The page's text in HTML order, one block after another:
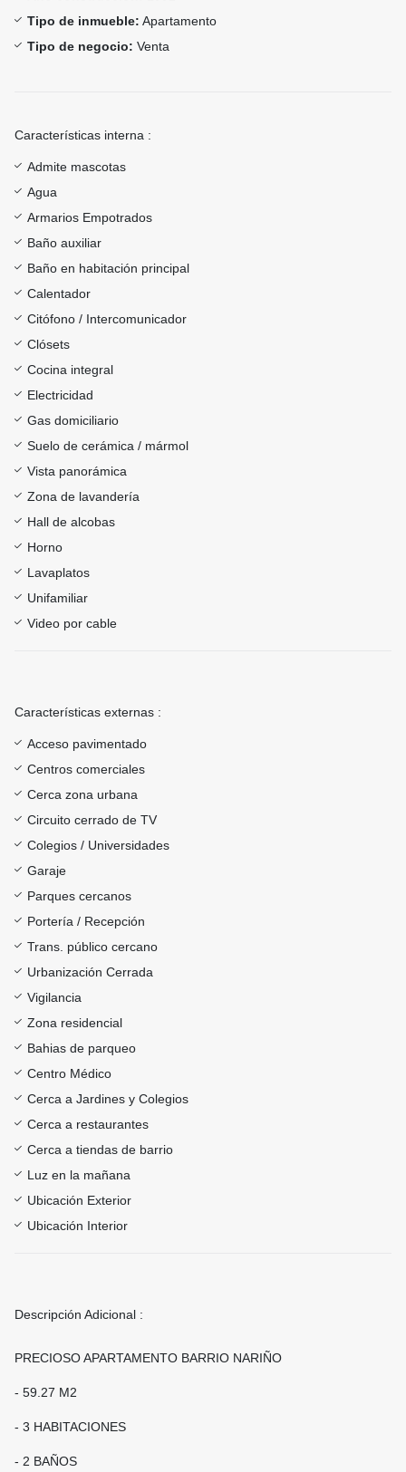
Tipo de inmueble: Apartamento
Tipo de negocio: Venta
Características interna :
Admite mascotas
Agua
Armarios Empotrados
Baño auxiliar
Baño en habitación principal
Calentador
Citófono / Intercomunicador
Clósets
Cocina integral
Electricidad
Gas domiciliario
Suelo de cerámica / mármol
Vista panorámica
Zona de lavandería
Hall de alcobas
Horno
Lavaplatos
Unifamiliar
Video por cable
Características externas :
Acceso pavimentado
Centros comerciales
Cerca zona urbana
Circuito cerrado de TV
Colegios / Universidades
Garaje
Parques cercanos
Portería / Recepción
Trans. público cercano
Urbanización Cerrada
Vigilancia
Zona residencial
Bahias de parqueo
Centro Médico
Cerca a Jardines y Colegios
Cerca a restaurantes
Cerca a tiendas de barrio
Luz en la mañana
Ubicación Exterior
Ubicación Interior
Descripción Adicional :
PRECIOSO APARTAMENTO BARRIO NARIÑO
- 59.27 M2
- 3 HABITACIONES
- 2 BAÑOS